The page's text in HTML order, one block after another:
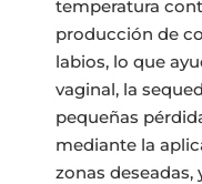
temperatura
producción de
labios, lo que
vaginal, la
pequeñas
mediante la
zonas deseadas,